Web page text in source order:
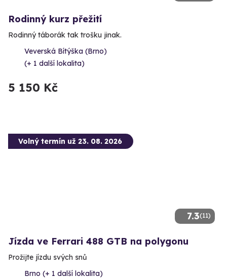
Rodinný kurz přežití
Rodinný táborák tak trošku jinak.
Veverská Bítýška (Brno)
(+ 1 další lokalita)
5 150 Kč
7.3(11)
Volný termín už 23. 08. 2026
Jízda ve Ferrari 488 GTB na polygonu
Prožijte jízdu svých snů
Brno (+ 1 další lokalita)